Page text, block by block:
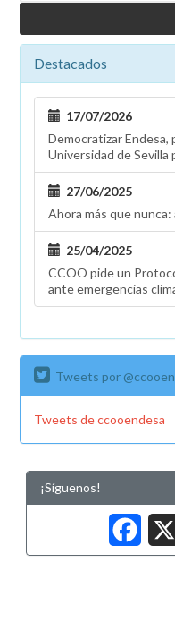
Endesa
el
8M!
Destacados
17/07/2026
Democratizar
Universidad de Sevilla
27/06/2025
Ahora más que
25/04/2025
CCOO pide un
ante emergencias
Tweets por
Tweets de ccooendesa
¡Síguenos!